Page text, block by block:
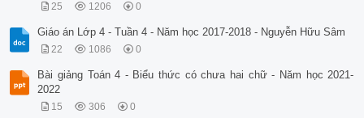
25 1206 0
Giáo án Lớp 4 - Tuần 4 - Năm học 2017-2018 - Nguyễn Hữu Sâm
22 1086 0
Bài giảng Toán 4 - Biểu thức có chưa hai chữ - Năm học 2021-
2022
15 306 0